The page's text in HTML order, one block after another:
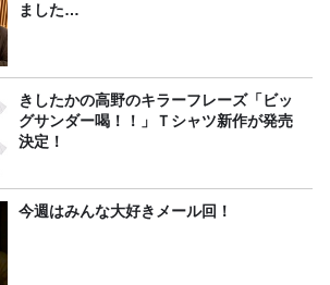
ました…
きしたかの高野のキラーフレーズ「ビッ
グサンダー喝！！」Ｔシャツ新作が発売
決定！
今週はみんな大好きメール回！